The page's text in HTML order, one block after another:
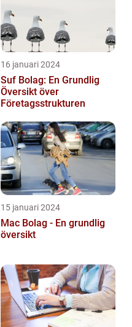
16 januari 2024
Suf Bolag: En Grundlig
Översikt över
Företagsstrukturen
15 januari 2024
Mac Bolag - En grundlig
översikt